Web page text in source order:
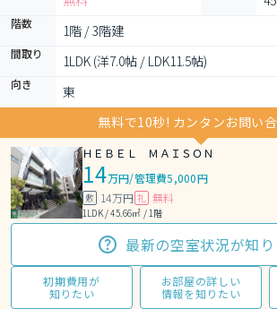
階数 1階 / 3階建
間取り 1LDK (洋7.0帖 / LDK11.5帖)
向き
東
無料で10秒! カンタンお問い
ＨＥＢＥＬ ＭＡＩＳＯＮ
14万円/管理費5,000円
敷 14万円 礼 無料
1LDK / 45.66㎡ / 1階
最新の空室状況が知
初期費用が
知りたい
お部屋の詳しい
情報を知りたい